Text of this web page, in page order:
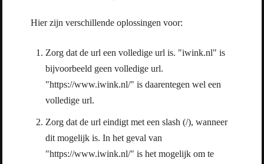
Hier zijn verschillende oplossingen voor:
Zorg dat de url een volledige url is. "iwink.nl" is
bijvoorbeeld geen volledige url.
"https://www.iwink.nl/" is daarentegen wel een
volledige url.
Zorg dat de url eindigt met een slash (/), wanneer
dit mogelijk is. In het geval van
"https://www.iwink.nl/" is het mogelijk om te